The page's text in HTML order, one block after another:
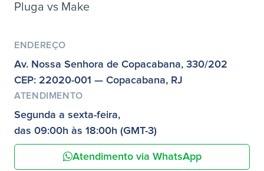
Pluga vs Make
ENDEREÇO
Av. Nossa Senhora de Copacabana, 330/202
CEP: 22020-001 — Copacabana, RJ
ATENDIMENTO
Segunda a sexta-feira,
das 09:00h às 18:00h (GMT-3)
Atendimento via WhatsApp